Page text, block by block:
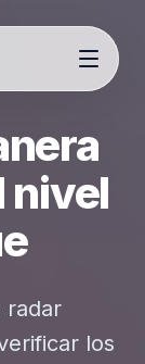
nivel
radar
los